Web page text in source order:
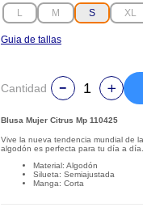
L M S XL
Guia de tallas
Cantidad
Blusa Mujer Citrus Mp 110425
Vive la nueva tendencia mundial de
algodón es perfecta para tu día a
Material: Algodón
Silueta: Semiajustada
Manga: Corta